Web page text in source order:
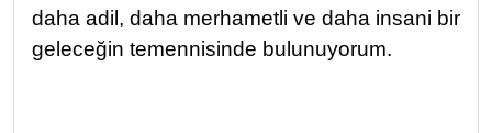
daha adil, daha merhametli ve daha insani bir
geleceğin temennisinde bulunuyorum.